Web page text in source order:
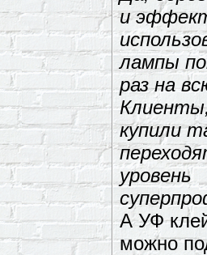
и
лампы
раз на
купили
уровень
А УФ
можно